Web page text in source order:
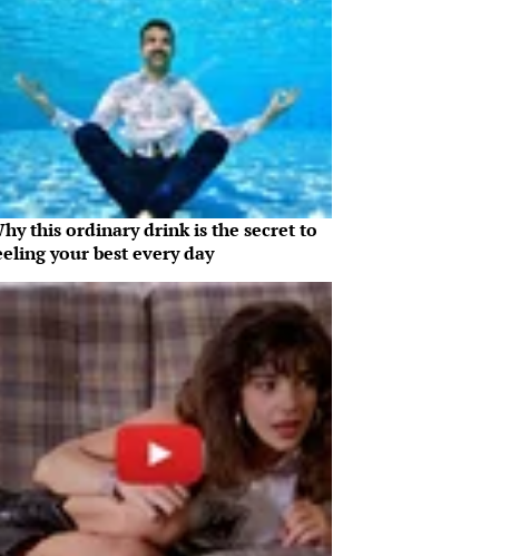
this ordinary drink is the secret to
your best every day